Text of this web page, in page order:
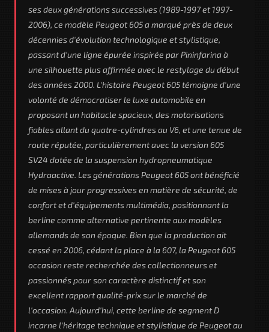
ses deux générations successives (1989-1997 et 1997-
2006), ce modèle Peugeot 605 a marqué près de deux
décennies d'évolution technologique et stylistique,
passant d'une ligne épurée inspirée par Pininfarina à
une silhouette plus affirmée avec le restylage du début
des années 2000. L'histoire Peugeot 605 témoigne d'une
volonté de démocratiser le luxe automobile en
proposant un habitacle spacieux, des motorisations
fiables allant du quatre-cylindres au V6, et une tenue de
route réputée, particulièrement avec la version 605
SV24 dotée de la suspension hydropneumatique
Hydraactive. Les générations Peugeot 605 ont bénéficié
de mises à jour progressives en matière de sécurité, de
confort et d'équipements multimédia, positionnant la
berline comme alternative pertinente aux modèles
allemands de son époque. Bien que la production ait
cessé en 2006, cédant la place à la 607, la Peugeot 605
occasion reste recherchée des collectionneurs et
passionnés pour son caractère distinctif et son
excellent rapport qualité-prix sur le marché de
l'occasion. Aujourd'hui, cette berline de segment D
incarne l'héritage technique et stylistique de Peugeot au